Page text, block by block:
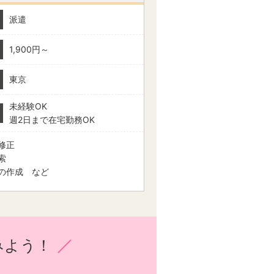
派遣
1,900円～
東京
未経験OK
週2日まで在宅勤務OK
正
作成 など
う！